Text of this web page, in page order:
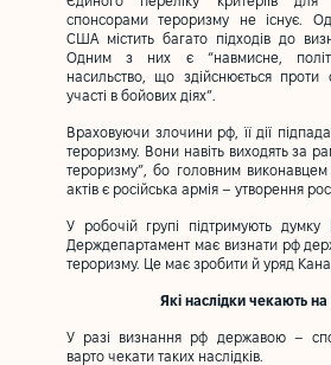
спонсорами тероризму не існує.
США містить багато підходів до
Одним з них є “навмисне,
насильство, що здійснюється проти
участі в бойових діях”.
Враховуючи злочини рф, її дії
тероризму. Вони навіть виходять за
тероризму”, бо головним
актів є російська армія – утворення
У робочій групі підтримують
Держдепартамент має визнати рф
тероризму. Це має зробити й уряд
Які наслідки чекають на
У разі визнання рф державою –
варто чекати таких наслідків.